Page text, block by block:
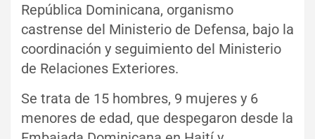
República Dominicana, organismo
castrense del Ministerio de Defensa, bajo la
coordinación y seguimiento del Ministerio
de Relaciones Exteriores.
Se trata de 15 hombres, 9 mujeres y 6
menores de edad, que despegaron desde la